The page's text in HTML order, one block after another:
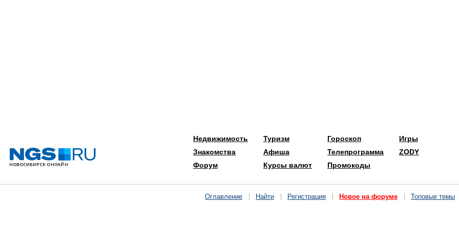
Недвижимость
Знакомства
Форум
Туризм
Афиша
Курсы валют
Гороскоп
Телепрограмма
Промокоды
Игры
ZODY
Оглавление Найти Регистрация Новое на форуме Топовые темы